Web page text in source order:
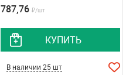
787,76 ₽/шт
КУПИТЬ
В наличии 25 шт